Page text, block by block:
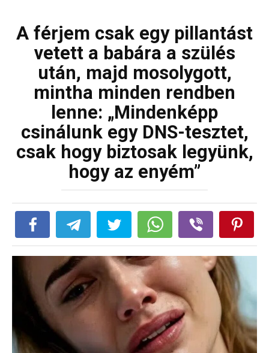
A férjem csak egy pillantást
vetett a babára a szülés
után, majd mosolygott,
mintha minden rendben
lenne: „Mindenképp
csinálunk egy DNS-tesztet,
csak hogy biztosak legyünk,
hogy az enyém”